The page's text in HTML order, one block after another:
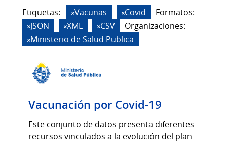
Etiquetas: Vacunas Covid
Formatos:
JSON
XML CSV
Organizaciones:
Ministerio de Salud Publica
Vacunación por Covid-19
Este conjunto de datos presenta diferentes
recursos vinculados a la evolución del plan